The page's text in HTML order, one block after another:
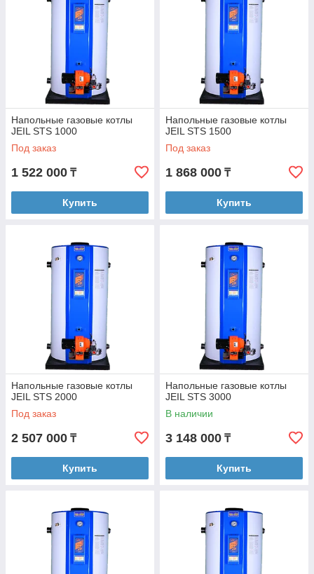
Напольные газовые котлы
JEIL STS 1000
Под заказ
1 522 000 ₸
Купить
Напольные газовые котлы
JEIL STS 1500
Под заказ
1 868 000 ₸
Купить
Напольные газовые котлы
JEIL STS 2000
Под заказ
2 507 000 ₸
Купить
Напольные газовые котлы
JEIL STS 3000
В наличии
3 148 000 ₸
Купить